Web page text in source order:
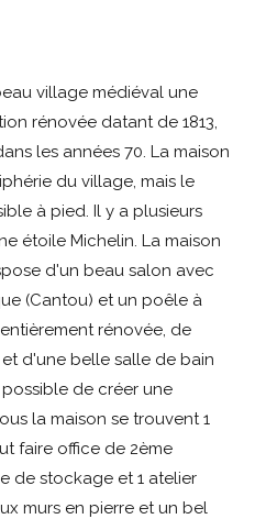
village médiéval une
rénovée datant de 1813,
les années 70. La maison
du village, mais le
à pied. Il y a plusieurs
étoile Michelin. La maison
d'un beau salon avec
(Cantou) et un poêle à
rénovée, de
d'une belle salle de bain
de créer une
la maison se trouvent 1
faire office de 2ème
de stockage et 1 atelier
murs en pierre et un bel